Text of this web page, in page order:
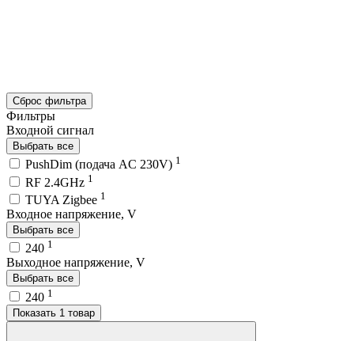
Сброс фильтра
Фильтры
Входной сигнал
Выбрать все
PushDim (подача AC 230V) 1
RF 2.4GHz 1
TUYA Zigbee 1
Входное напряжение, V
Выбрать все
240 1
Выходное напряжение, V
Выбрать все
240 1
Показать 1 товар